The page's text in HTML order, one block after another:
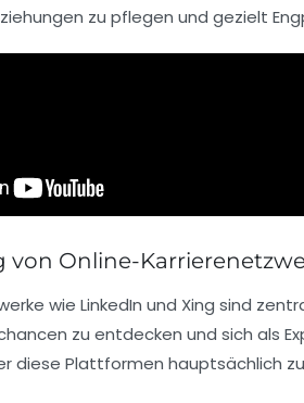
zu pflegen und gezielt
von Online-
wie LinkedIn und Xing sind
zu entdecken und sich als
diese Plattformen hauptsächlich